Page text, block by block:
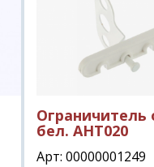
Ограничитель
бел. АНТ020
Арт: 00000001249